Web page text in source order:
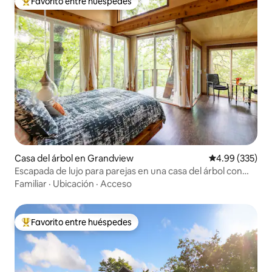
Favorito entre huéspedes preferido
Casa del árbol en Grandview Calificación
4.99 (335)
Escapada de lujo para parejas en una casa del árbol con
vistas
Familiar · Ubicación · Acceso
Favorito entre huéspedes preferido
Favorito entre huéspedes